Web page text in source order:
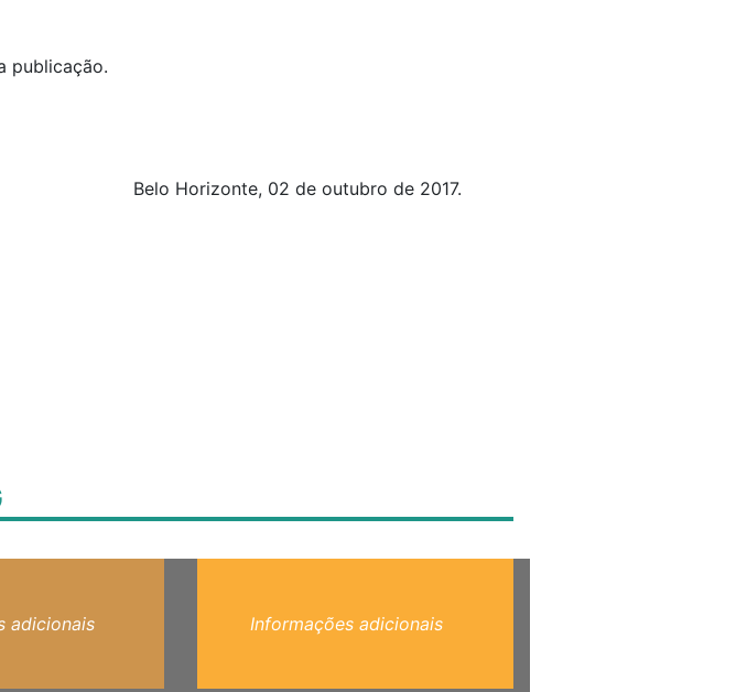
publicação.
Belo Horizonte, 02 de outubro de 2017.
adicionais Informações adicionais